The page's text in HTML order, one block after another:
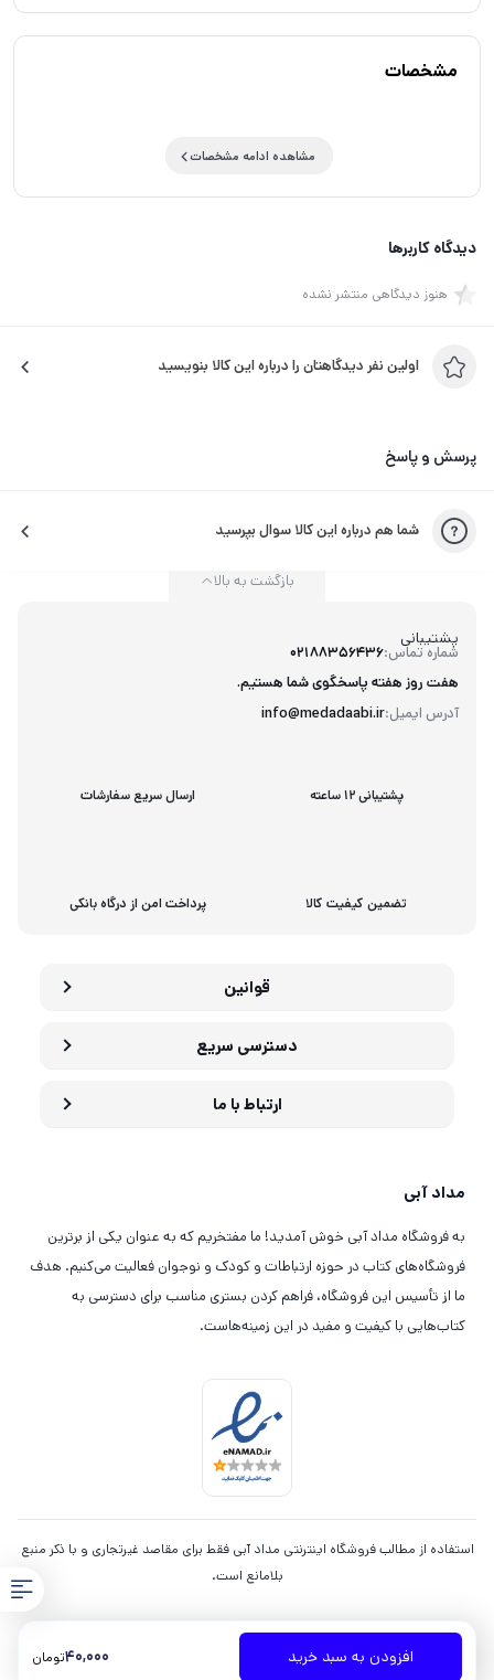
افزودن به سبد خرید 40,000تومان
مشخصات
مشاهده ادامه مشخصات
دیدگاه کاربرها
هنوز دیدگاهی منتشر نشده
اولین نفر دیدگاهتان را درباره این کالا بنویسید
پرسش و پاسخ
شما هم درباره این کالا سوال بپرسید
پشتیبانی
شماره تماس:02188356436
آدرس ایمیل:info@medadaabi.ir
هفت روز هفته پاسخگوی شما هستیم.
بازگشت به بالا
پشتیبانی 12 ساعته ارسال سریع سفارشات
تضمین کیفیت کالا پرداخت امن از درگاه بانکی
قوانین
دسترسی سریع
ارتباط با ما
مداد آبی
به فروشگاه مداد آبی خوش آمدید! ما مفتخریم که به عنوان یکی از برترین
فروشگاه‌های کتاب در حوزه ارتباطات و کودک و نوجوان فعالیت می‌کنیم. هدف
ما از تأسیس این فروشگاه، فراهم کردن بستری مناسب برای دسترسی به
کتاب‌هایی با کیفیت و مفید در این زمینه‌هاست.
استفاده از مطالب فروشگاه اینترنتی مداد آبی فقط برای مقاصد غیرتجاری و با ذکر منبع
بلامانع است.